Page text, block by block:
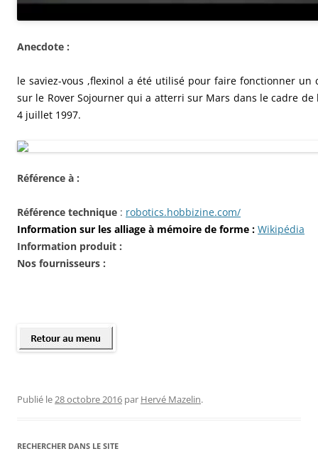
Anecdote :
le saviez-vous ,flexinol a été utilisé pour faire fonctionner un
sur le Rover Sojourner qui a atterri sur Mars dans le cadre
4 juillet 1997.
Référence à :
Référence technique : robotics.hobbizine.com/
Information sur les alliage à mémoire de forme : Wikipédia
Information produit :
Nos fournisseurs :
Publié le28 octobre 2016 par Hervé Mazelin.
RECHERCHER DANS LE SITE